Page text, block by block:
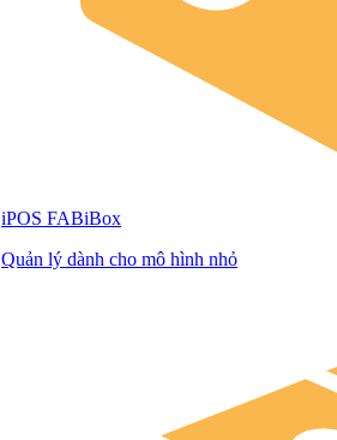
iPOS FABiBox
Quản lý dành cho mô hình nhỏ